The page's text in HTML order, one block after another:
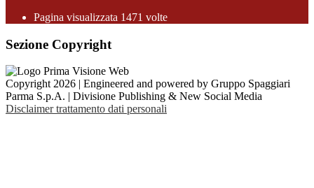
Pagina visualizzata 1471 volte
Sezione Copyright
Copyright 2026 | Engineered and powered by Gruppo Spaggiari
Parma S.p.A. | Divisione Publishing & New Social Media
Disclaimer trattamento dati personali